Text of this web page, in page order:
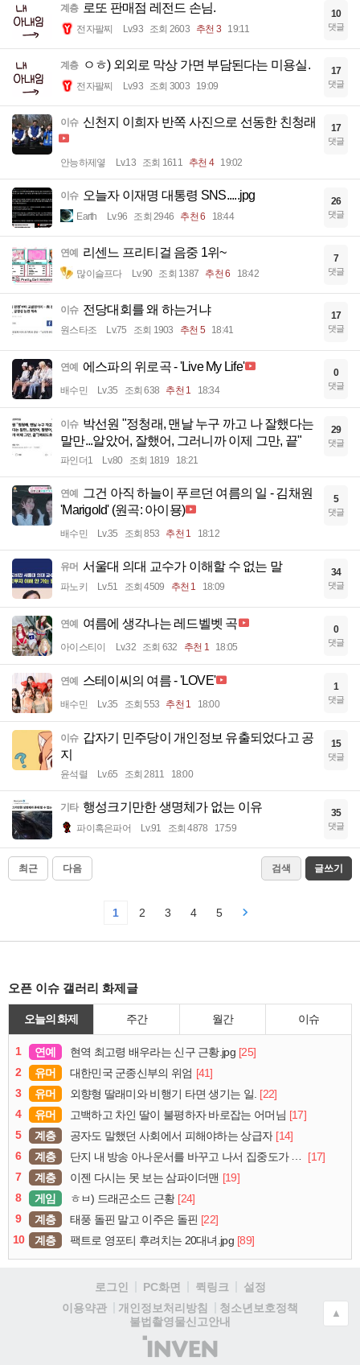
계층 로또 판매점 레전드 손님.
전자팔찌 Lv.93 조회 2603 추천 3 19:11
10
댓글
계층 ㅇㅎ) 외외로 막상 가면 부담된다는 미용실.
전자팔찌 Lv.93 조회 3003 19:09
17
댓글
이슈 신천지 이희자 반쪽 사진으로 선동한 친청래
안능하제옇 Lv.13 조회 1611 추천 4 19:02
17
댓글
이슈 오늘자 이재명 대통령 SNS.....jpg
Earth Lv.96 조회 2946 추천 6 18:44
26
댓글
연예 리센느 프리티걸 음중 1위~
많이슬프다 Lv.90 조회 1387 추천 6 18:42
7
댓글
이슈 전당대회를 왜 하는거냐
원스타조 Lv.75 조회 1903 추천 5 18:41
17
댓글
연예 에스파의 위로곡 - 'Live My Life'
배수민 Lv.35 조회 638 추천 1 18:34
0
댓글
이슈 박선원 "정청래, 맨날 누구 까고 나 잘했다는
말만...알았어, 잘했어, 그러니까 이제 그만, 끝"
파인더1 Lv.80 조회 1819 18:21
29
댓글
연예
그건 아직 하늘이 푸르던 여름의 일 - 김채원
'Marigold' (원곡: 아이묭)
배수민 Lv.35 조회 853 추천 1 18:12
5
댓글
유머 서울대 의대 교수가 이해할 수 없는 말
파노키 Lv.51 조회 4509 추천 1 18:09
34
댓글
연예 여름에 생각나는 레드벨벳 곡
아이스티이 Lv.32 조회 632 추천 1 18:05
0
댓글
연예 스테이씨의 여름 - 'LOVE'
배수민 Lv.35 조회 553 추천 1 18:00
1
댓글
이슈 갑자기 민주당이 개인정보 유출되었다고 공
지
윤석렬 Lv.65 조회 2811 18:00
15
댓글
기타 행성크기만한 생명체가 없는 이유
파이혹은파어 Lv.91 조회 4878 17:59
35
댓글
최근 다음 검색 글쓰기
1 2 3 4 5
오픈 이슈 갤러리 화제글
오늘의 화제 주간 월간 이슈
1 연예 현역 최고령 배우라는 신구 근황.jpg [25]
2
유머 대한민국 군종신부의 위엄 [41]
3
유머 외향형 딸래미와 비행기 타면 생기는 일. [22]
4
유머 고백하고 차인 딸이 불평하자 바로잡는 어머님 [17]
5
계층 공자도 말했던 사회에서 피해야하는 상급자 [14]
6
계층 단지 내 방송 아나운서를 바꾸고 나서 집중도가 확 올라갔다는 한 아파트의 안내방송
[17]
7
계층 이젠 다시는 못 보는 삼파이더맨 [19]
8
게임 ㅎㅂ) 드래곤소드 근황 [24]
9
계층 태풍 돌핀 말고 이주은 돌핀 [22]
10
계층 팩트로 영포티 후려치는 20대녀.jpg [89]
로그인 PC화면 퀵링크
설정
이용약관
개인정보처리방침
청소년보호정책
불법촬영물신고안내
(주)
인
▲